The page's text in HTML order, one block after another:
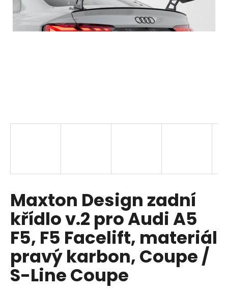
Maxton Design zadní
křídlo v.2 pro Audi A5
F5, F5 Facelift, materiál
pravý karbon, Coupe /
S-Line Coupe
a
o
o
r
u
č
u
j
e
m
e